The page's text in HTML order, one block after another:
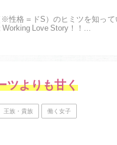
性格＝ドS）のヒミツを知っ
Love Story！！...
ツよりも甘く
王族・貴族 働く女子